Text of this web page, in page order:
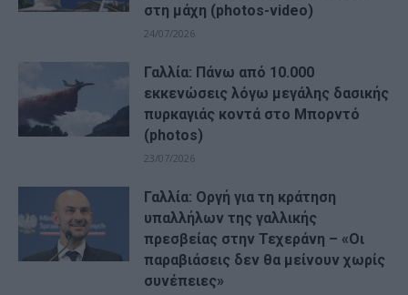
στη μάχη (photos-video)
24/07/2026
Γαλλία: Πάνω από 10.000
εκκενώσεις λόγω μεγάλης δασικής
πυρκαγιάς κοντά στο Μπορντό
(photos)
23/07/2026
Γαλλία: Οργή για τη κράτηση
υπαλλήλων της γαλλικής
πρεσβείας στην Τεχεράνη – «Οι
παραβιάσεις δεν θα μείνουν χωρίς
συνέπειες»